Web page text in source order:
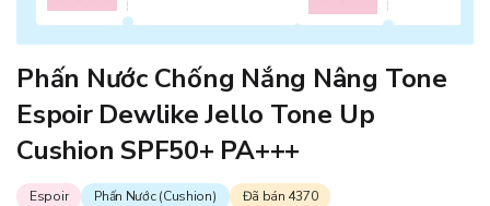
Phấn Nước Chống Nắng Nâng Tone
Espoir Dewlike Jello Tone Up
Cushion SPF50+ PA+++
Espoir Phấn Nước (Cushion) Đã bán 4370